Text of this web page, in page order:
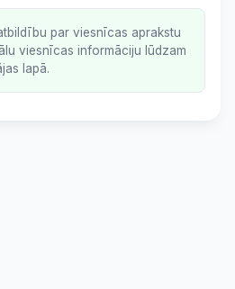
par viesnīcas aprakstu
viesnīcas informāciju lūdzam
lapā.